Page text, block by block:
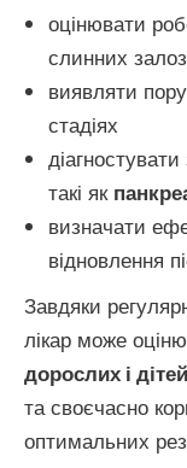
оцінювати
слинних залоз
виявляти
стадіях
такі як
визначати
відновлення
Завдяки
лікар може
дорослих і дітей
та своєчасно
оптимальних